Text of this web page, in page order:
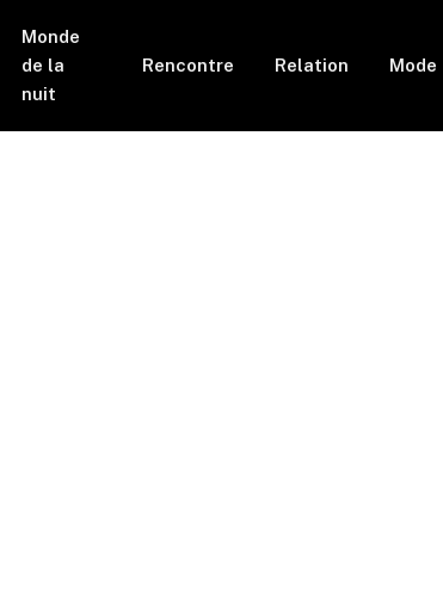
Monde
de la
nuit
Rencontre Relation Mode